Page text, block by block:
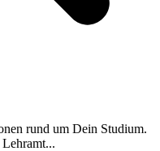
rund um Dein Studium.